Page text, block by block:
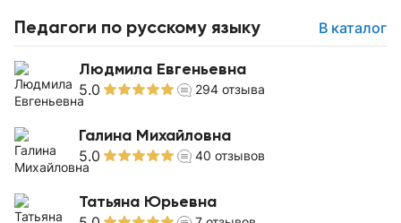
Педагоги по русскому языку В каталог
Людмила Евгеньевна
5.0 294 отзыва
Галина Михайловна
5.0 40 отзывов
Татьяна Юрьевна